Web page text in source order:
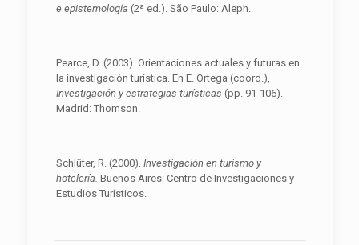
e epistemología (2ª ed.). São Paulo: Aleph.
Pearce, D. (2003). Orientaciones actuales y futuras en
la investigación turística. En E. Ortega (coord.),
Investigación y estrategias turísticas (pp. 91-106).
Madrid: Thomson.
Schlüter, R. (2000). Investigación en turismo y
hotelería. Buenos Aires: Centro de Investigaciones y
Estudios Turísticos.